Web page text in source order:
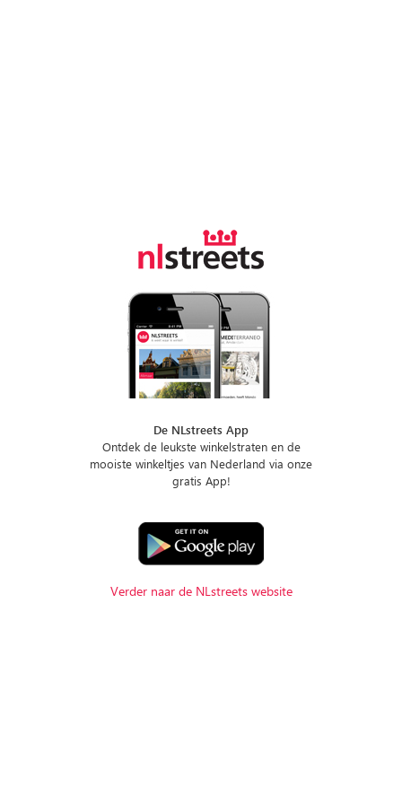
De NLstreets App
Ontdek de leukste winkelstraten en de
mooiste winkeltjes van Nederland via onze
gratis App!
Verder naar de NLstreets website